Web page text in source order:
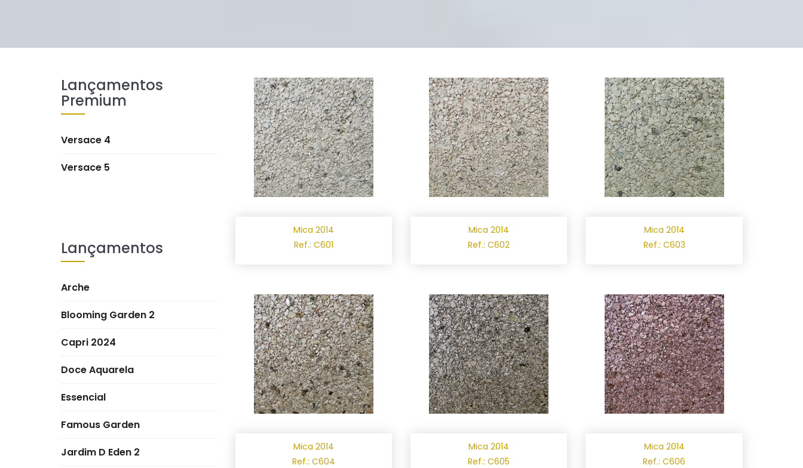
Lançamentos
Premium
Versace 4
Versace 5
Lançamentos
Arche
Blooming Garden 2
Capri 2024
Doce Aquarela
Essencial
Famous Garden
Jardim D Eden 2
Mica 2014
Ref.: C601
Mica 2014
Ref.: C602
Mica 2014
Ref.: C603
Mica 2014
Ref.: C604
Mica 2014
Ref.: C605
Mica 2014
Ref.: C606